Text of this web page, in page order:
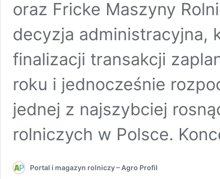
oraz Fricke Maszyny
decyzja administracyjna,
finalizacji transakcji
roku i jednocześnie
jednej z najszybciej
rolniczych w Polsce.
Portal i magazyn rolniczy – Agro Profil